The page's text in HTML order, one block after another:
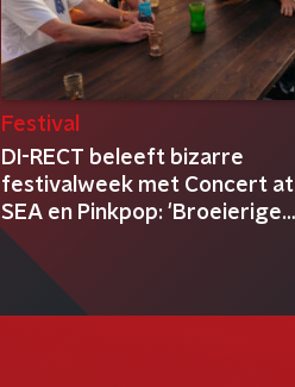
Festival
DI-RECT beleeft bizarre
festivalweek met Concert at
SEA en Pinkpop: 'Broeierige
zomeravonden'